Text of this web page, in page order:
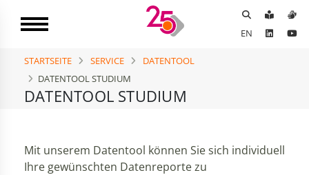
EN
DATENTOOL STUDIUM
STARTSEITE SERVICE
DATENTOOL
DATENTOOL STUDIUM
Mit unserem Datentool können Sie sich individuell
Ihre gewünschten Datenreporte zu